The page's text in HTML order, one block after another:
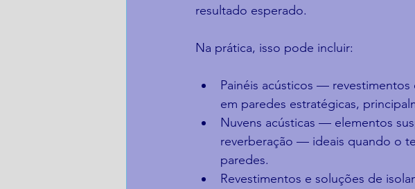
resultado esperado.
Na prática, isso pode incluir:
Painéis acústicos —
em paredes estratégicas,
Nuvens acústicas — elementos
reverberação — ideais quando o
paredes.
Revestimentos e soluções de